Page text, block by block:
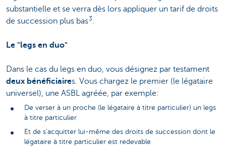
substantielle et se verra dès lors appliquer un tarif de droits
de succession plus bas3.
Le "legs en duo"
Dans le cas du legs en duo, vous désignez par testament
deux bénéficiaires. Vous chargez le premier (le légataire
universel), une ASBL agréée, par exemple:
De verser à un proche (le légataire à titre particulier) un legs
à titre particulier
Et de s'acquitter lui-même des droits de succession dont le
légataire à titre particulier est redevable